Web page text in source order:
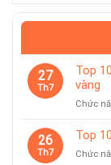
27
Th7
Top
vàng
Chức
26
Th7
Top
Chức